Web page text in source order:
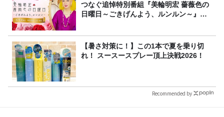
つなぐ追悼特別番組『美輪明宏 薔薇色の
日曜日～ごきげんよう、ルンルン～』
【暑さ対策に！】この1本で夏を乗り切
れ！ スースースプレー頂上決戦2026！
Recommended by